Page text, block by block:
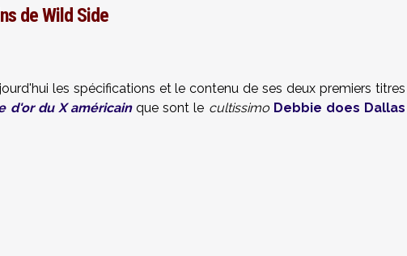
de Wild Side
les spécifications et le contenu de ses deux premiers titres
d'or du X américain que sont le cultissimo Debbie does Dallas